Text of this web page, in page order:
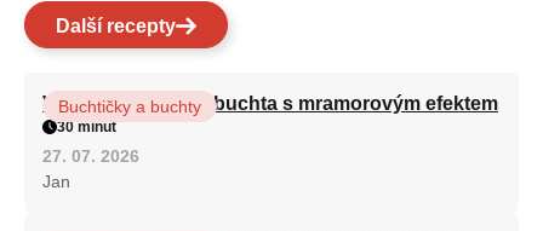
Další recepty
Vláčná olejová litá buchta s mramorovým efektem
Buchtičky a buchty
30 minut
27. 07. 2026
Jan